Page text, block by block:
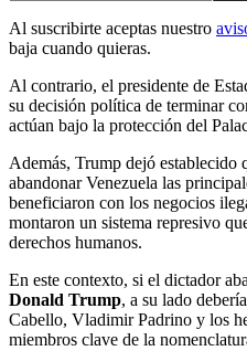
Al suscribirte aceptas nuestro
baja cuando quieras.
Al contrario, el presidente de
su decisión política de terminar
actúan bajo la protección del
Además, Trump dejó establecido
abandonar Venezuela las
beneficiaron con los negocios
montaron un sistema represivo
derechos humanos.
En este contexto, si el dictador
Donald Trump, a su lado
Cabello, Vladimir Padrino y los
miembros clave de la